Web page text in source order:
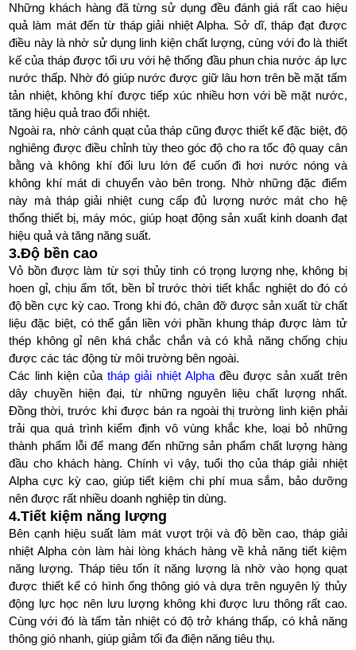
Những khách hàng đã từng sử dụng đều đánh giá rất cao hiệu
quả làm mát đến từ tháp giải nhiệt Alpha. Sở dĩ, tháp đạt được
điều này là nhờ sử dụng linh kiện chất lượng, cùng với đo là thiết
kế của tháp được tối ưu với hệ thống đầu phun chia nước áp lực
nước thấp. Nhờ đó giúp nước được giữ lâu hơn trên bề mặt tấm
tản nhiệt, không khí được tiếp xúc nhiều hơn với bề mặt nước,
tăng hiệu quả trao đổi nhiệt.
Ngoài ra, nhờ cánh quạt của tháp cũng được thiết kế đặc biệt, độ
nghiêng được điều chỉnh tùy theo góc độ cho ra tốc độ quay cân
bằng và không khí đối lưu lớn để cuốn đi hơi nước nóng và
không khí mát di chuyển vào bên trong. Nhờ những đặc điểm
này mà tháp giải nhiệt cung cấp đủ lượng nước mát cho hệ
thống thiết bị, máy móc, giúp hoạt động sản xuất kinh doanh đạt
hiệu quả và tăng năng suất.
3.Độ bền cao
Vỏ bồn được làm từ sợi thủy tinh có trọng lượng nhẹ, không bị
hoen gỉ, chịu ẩm tốt, bền bỉ trước thời tiết khắc nghiệt do đó có
độ bền cực kỳ cao. Trong khi đó, chân đỡ được sản xuất từ chất
liệu đặc biệt, có thể gắn liền với phần khung tháp được làm tử
thép không gỉ nên khá chắc chắn và có khả năng chống chịu
được các tác động từ môi trường bên ngoài.
Các linh kiện củatháp giải nhiệt Alphađều được sản xuất trên
dây chuyền hiện đại, từ những nguyên liệu chất lượng nhất.
Đồng thời, trước khi được bán ra ngoài thị trường linh kiện phải
trải qua quá trình kiểm định vô vùng khắc khe, loại bỏ những
thành phẩm lỗi để mang đến những sản phẩm chất lượng hàng
đầu cho khách hàng. Chính vì vậy, tuổi thọ của tháp giải nhiệt
Alpha cực kỳ cao, giúp tiết kiệm chi phí mua sắm, bảo dưỡng
nên được rất nhiều doanh nghiệp tin dùng.
4.Tiết kiệm năng lượng
Bên cạnh hiệu suất làm mát vượt trội và độ bền cao, tháp giải
nhiệt Alpha còn làm hài lòng khách hàng về khả năng tiết kiệm
năng lượng. Tháp tiêu tốn ít năng lượng là nhờ vào họng quạt
được thiết kế có hình ống thông gió và dựa trên nguyên lý thủy
động lực học nên lưu lượng không khi được lưu thông rất cao.
Cùng với đó là tấm tản nhiệt có độ trở kháng thấp, có khả năng
thông gió nhanh, giúp giảm tối đa điện năng tiêu thụ.